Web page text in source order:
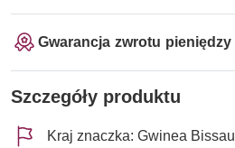
Gwarancja zwrotu pieniędzy
Szczegóły produktu
Kraj znaczka: Gwinea Bissau